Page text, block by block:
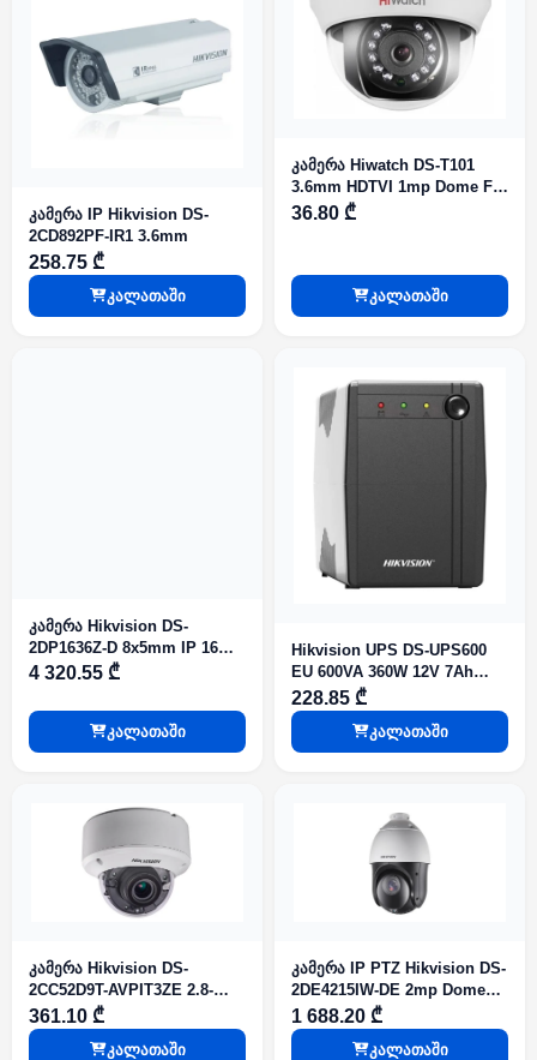
კამერა IP Hikvision DS-
2CD892PF-IR1 3.6mm
258.75 ₾
კალათაში
კამერა Hiwatch DS-T101
3.6mm HDTVI 1mp Dome Fix
IR20m
36.80 ₾
კალათაში
კამერა Hikvision DS-
2DP1636Z-D 8x5mm IP 16mp
Dome PanoVu
4 320.55 ₾
კალათაში
Hikvision UPS DS-UPS600
EU 600VA 360W 12V 7Ah
Battery x1
228.85 ₾
კალათაში
კამერა Hikvision DS-
2CC52D9T-AVPIT3ZE 2.8-
12mm HDTVI 2mp Dome
M.VF IR40m AutoIris AutoIris
361.10 ₾
კალათაში
კამერა IP PTZ Hikvision DS-
2DE4215IW-DE 2mp Dome
IR100m 15xO.Z DarkFighter
Micro SD
1 688.20 ₾
კალათაში